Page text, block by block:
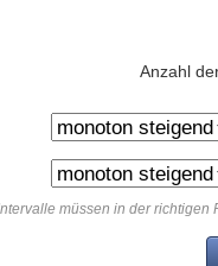
Anzahl
müssen in der